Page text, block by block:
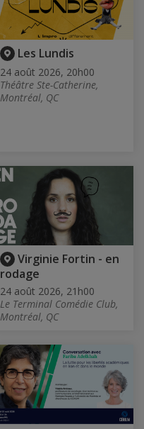
Les Lundis
24 août 2026, 20h00
Théâtre Ste-Catherine,
Montréal, QC
Virginie Fortin - en
rodage
24 août 2026, 21h00
Le Terminal Comédie Club,
Montréal, QC